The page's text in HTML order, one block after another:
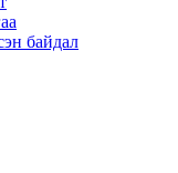
байдал